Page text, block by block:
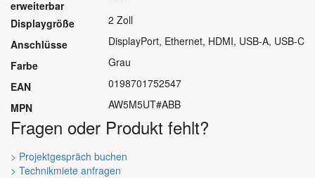
erweiterbar
Displaygröße
2 Zoll
Anschlüsse
DisplayPort, Ethernet, HDMI, USB-A, USB-C
Farbe
Grau
EAN
0198701752547
MPN
AW5M5UT#ABB
Fragen oder Produkt fehlt?
> Projektgespräch buchen
> Technikmiete anfragen